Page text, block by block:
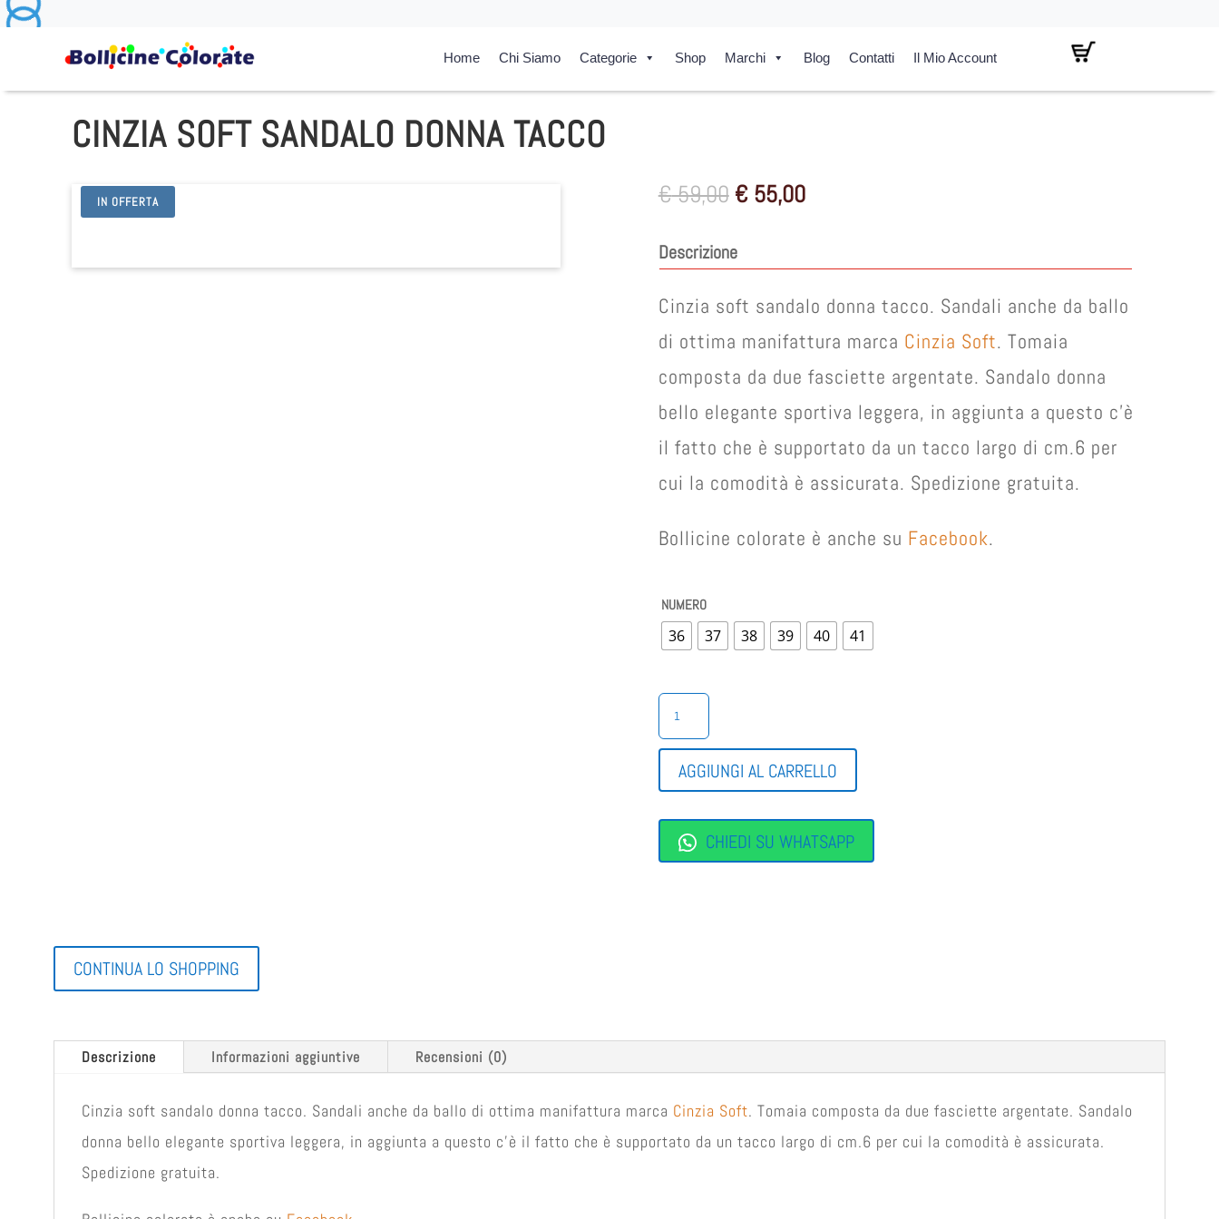
Home Chi Siamo Categorie Shop Marchi Blog Contatti Il Mio Account
CINZIA SOFT SANDALO DONNA TACCO
IN OFFERTA €59,00 Il
prezzo
era:
€ 59,00.
€55,00Il
€ 55,00.
Descrizione
Cinzia soft sandalo donna tacco. Sandali anche da ballo
di ottima manifattura marca Cinzia Soft. Tomaia
composta da due fasciette argentate. Sandalo donna
bello elegante sportiva leggera, in aggiunta a questo c’è
il fatto che è supportato da un tacco largo di cm.6 per
cui la comodità è assicurata. Spedizione gratuita.
Bollicine colorate è anche su Facebook.
NUMERO
36 37 38 39 40 41
CINZIA
SOFT
SANDALO
TACCO
QUANTITÀ
AGGIUNGI AL CARRELLO
CHIEDI SU WHATSAPP
CONTINUA LO SHOPPING
Descrizione Informazioni aggiuntive Recensioni (0)
Cinzia soft sandalo donna tacco. Sandali anche da ballo di ottima manifattura marca Cinzia Soft. Tomaia composta da due fasciette argentate. Sandalo
donna bello elegante sportiva leggera, in aggiunta a questo c’è il fatto che è supportato da un tacco largo di cm.6 per cui la comodità è assicurata.
Spedizione gratuita.